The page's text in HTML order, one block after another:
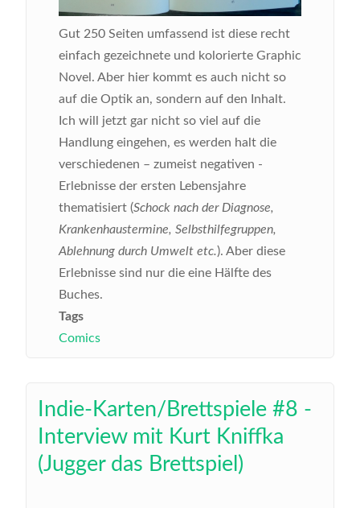
Gut 250 Seiten umfassend ist diese recht
einfach gezeichnete und kolorierte Graphic
Novel. Aber hier kommt es auch nicht so
auf die Optik an, sondern auf den Inhalt.
Ich will jetzt gar nicht so viel auf die
Handlung eingehen, es werden halt die
verschiedenen – zumeist negativen -
Erlebnisse der ersten Lebensjahre
thematisiert (Schock nach der Diagnose,
Krankenhaustermine, Selbsthilfegruppen,
Ablehnung durch Umwelt etc.). Aber diese
Erlebnisse sind nur die eine Hälfte des
Buches.
Tags
Comics
Indie-Karten/Brettspiele #8 -
Interview mit Kurt Kniffka
(Jugger das Brettspiel)